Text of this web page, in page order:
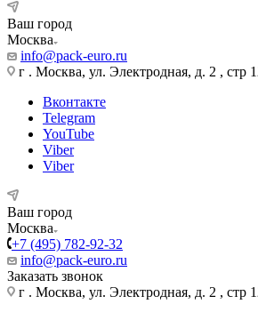
Ваш город
Москва
info@pack-euro.ru
г . Москва, ул. Электродная, д. 2 , стр
Вконтакте
Telegram
YouTube
Viber
Viber
Ваш город
Москва
+7 (495) 782-92-32
info@pack-euro.ru
Заказать звонок
г . Москва, ул. Электродная, д. 2 , стр